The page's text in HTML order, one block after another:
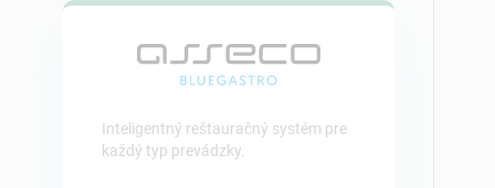
Inteligentný reštauračný systém pre
každý typ prevádzky.